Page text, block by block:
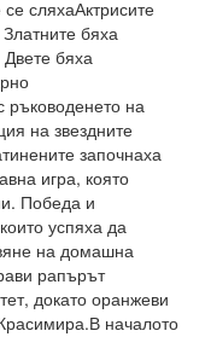
сляхаАктрисите
бяха
бяха
ръководенето на
на звездните
започнаха
игра, която
Победа и
успяха да
на домашна
рапърът
докато оранжеви
началото